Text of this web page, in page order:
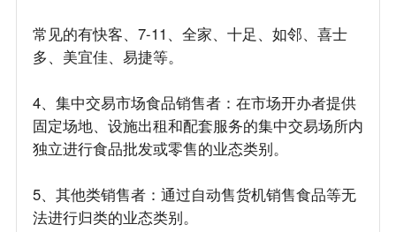
常见的有快客、7-11、全家、十足、如邻、喜士
多、美宜佳、易捷等。
4、集中交易市场食品销售者：在市场开办者提供
固定场地、设施出租和配套服务的集中交易场所内
独立进行食品批发或零售的业态类别。
5、其他类销售者：通过自动售货机销售食品等无
法进行归类的业态类别。